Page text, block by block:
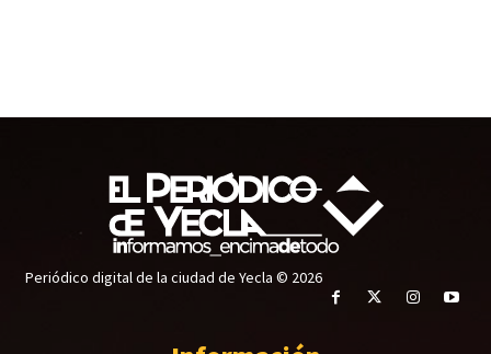
Periódico digital de la ciudad de Yecla © 2026